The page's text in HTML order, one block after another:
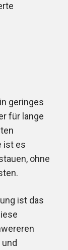
geringes
für lange
ist es
ohne
ist das